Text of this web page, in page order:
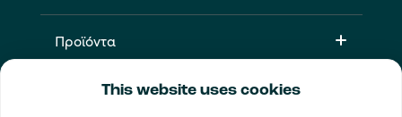
This website uses cookies
Προϊόντα